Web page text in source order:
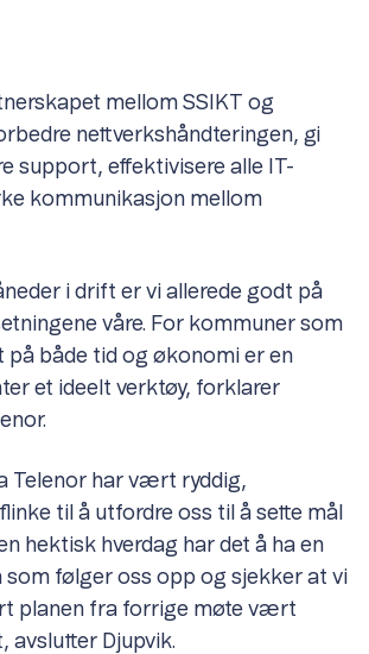
mellom SSIKT og
nettverkshåndteringen, gi
support, effektivisere alle IT-
kommunikasjon mellom
i drift er vi allerede godt på
våre. For kommuner som
på både tid og økonomi er en
et ideelt verktøy, forklarer
Telenor har vært ryddig,
til å utfordre oss til å sette mål
hektisk hverdag har det å ha en
som følger oss opp og sjekker at vi
planen fra forrige møte vært
Djupvik.